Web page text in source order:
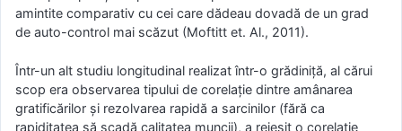
amintite comparativ cu cei care dădeau dovadă de un grad
de auto-control mai scăzut (Moftitt et. Al., 2011).
Într-un alt studiu longitudinal realizat într-o grădiniță, al cărui
scop era observarea tipului de corelație dintre amânarea
gratificărilor și rezolvarea rapidă a sarcinilor (fără ca
rapiditatea să scadă calitatea muncii), a reieșit o corelație